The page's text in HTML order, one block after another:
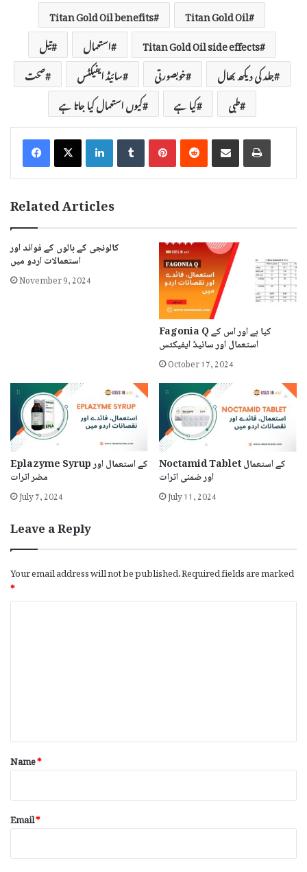
Titan Gold Oil
Titan Gold Oil benefits
Titan Gold Oil side effects
استعمال
تیل
جلد کی دیکھ بھال
خوبصورتی سائیڈ ایفیکٹس
صحت
طبی
کیا ہے کیوں استعمال کیا جاتا ہے
LinkedInTumblrPinterestReddit Share via Email Print
Related Articles
کالونجی کے بالوں کے فوائد اور
استعمالات اردو میں
November 9, 2024
Fagonia Q کیا ہے اور اس کے
استعمال اور سائیڈ ایفیکٹس
October 17, 2024
Eplazyme Syrup کے استعمال اور
مضر اثرات
July 7, 2024
Noctamid Tablet کے استعمال
اور ضمنی اثرات
July 11, 2024
Leave a Reply
Your email address will not be published.Required fields are marked
*
*
Name*
Email*